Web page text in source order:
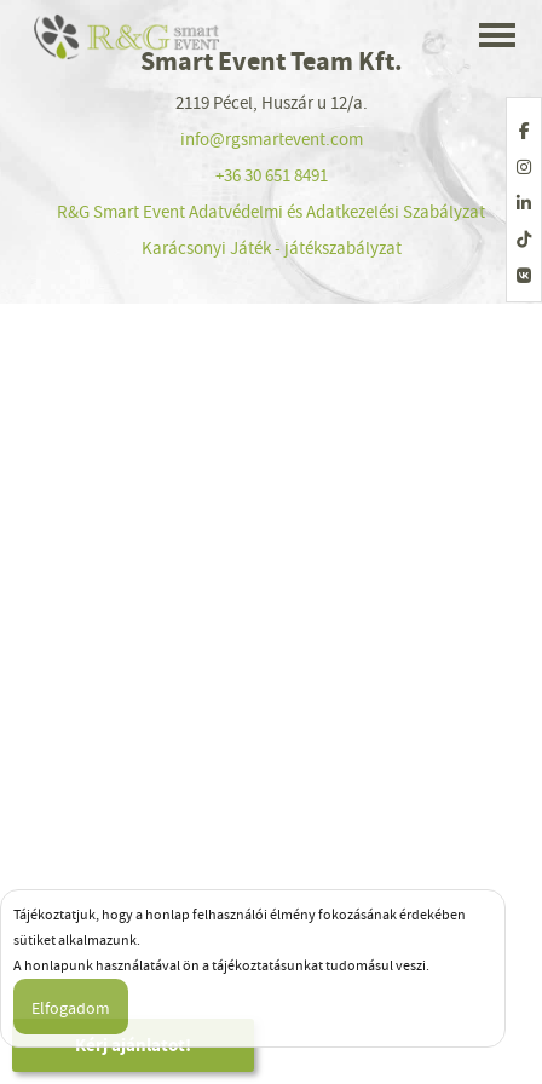
Kérj ajánlatot!
Tájékoztatjuk, hogy a honlap felhasználói élmény fokozásának érdekében
sütiket alkalmazunk.
A honlapunk használatával ön a tájékoztatásunkat tudomásul veszi.
Smart Event Team Kft.
2119 Pécel, Huszár u 12/a.
info@rgsmartevent.com
+36 30 651 8491
R&G Smart Event Adatvédelmi és Adatkezelési Szabályzat
Karácsonyi Játék - játékszabályzat